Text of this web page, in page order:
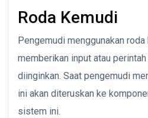
Roda Kemudi
Pengemudi menggunakan roda
memberikan input atau
diinginkan. Saat pengemudi
ini akan diteruskan ke
sistem ini.